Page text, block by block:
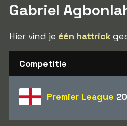
Gabriel
Hier vind je één hattrick
Competitie
Premier League